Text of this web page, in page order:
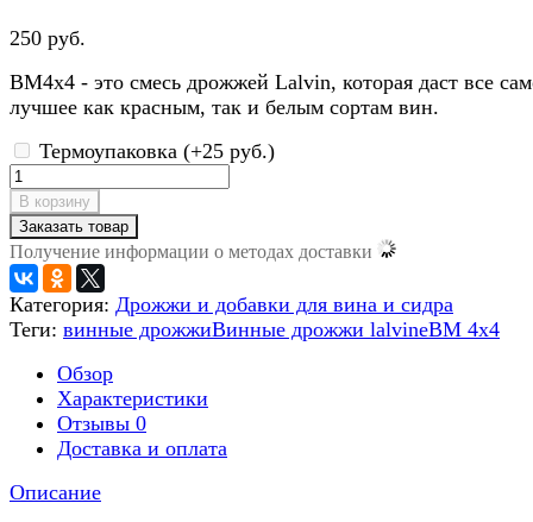
250 руб.
BM4x4 - это смесь дрожжей Lalvin, которая даст все
лучшее как красным, так и белым сортам вин.
Термоупаковка (+25 руб.)
В корзину
Заказать товар
Получение информации о методах доставки
Категория: Дрожжи и добавки для вина и сидра
Теги: винные дрожжиВинные дрожжи lalvineBM 4x4
Обзор
Характеристики
Отзывы 0
Доставка и оплата
Описание